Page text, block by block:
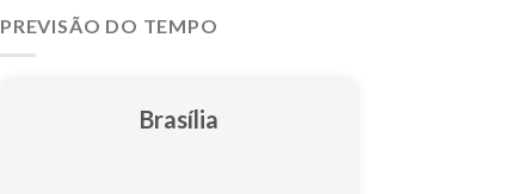
PREVISÃO DO TEMPO
Brasília